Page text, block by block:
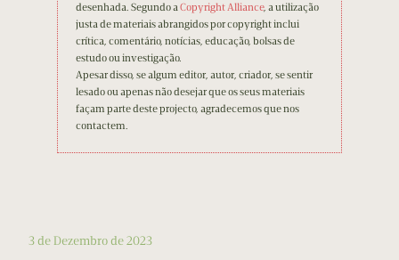
desenhada. Segundo aCopyright Alliance, a utilização
justa de materiais abrangidos por copyright inclui
crítica, comentário, notícias, educação, bolsas de
estudo ou investigação.
Apesar disso, se algum editor, autor, criador, se sentir
lesado ou apenas não desejar que os seus materiais
façam parte deste projecto, agradecemos que nos
contactem.
3 de Dezembro de 2023